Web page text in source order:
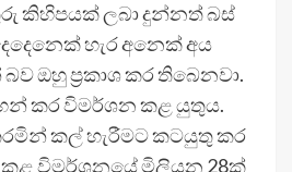
කිහි­ප­යක් ලබා දුන්නත් බස්
හැර අනෙක් අය
ඔහු ප්‍රකාශ කර තිබෙ­නවා.
කර විම­ර්ශන කළ යුතුය.
කල් හැරී­මට කට­යුතු කර
විම­ර්ශ­නයේ මිලි­යන 28ක්